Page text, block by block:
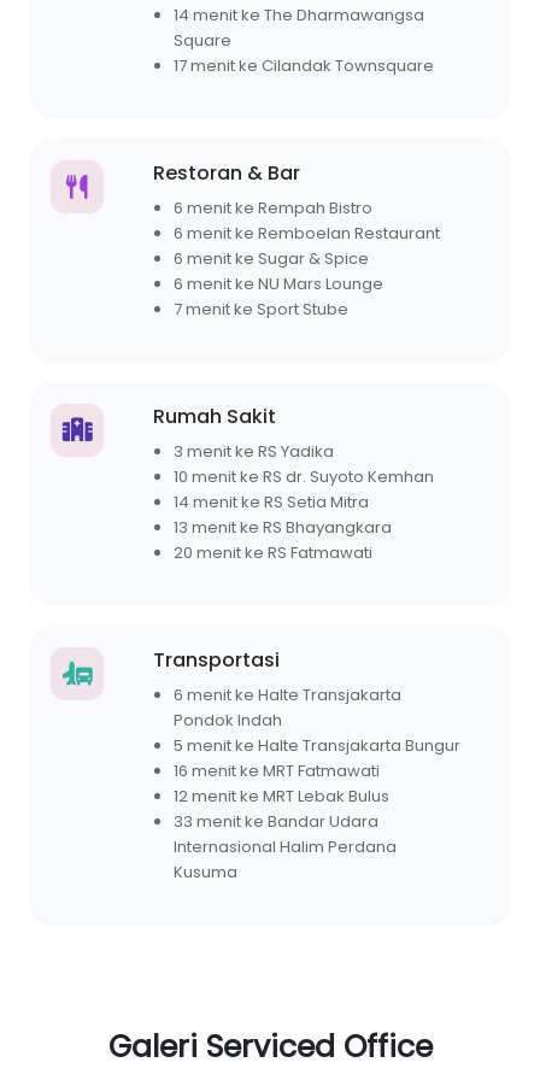
14 menit ke The Dharmawangsa
Square
17 menit ke Cilandak Townsquare
Restoran & Bar
6 menit ke Rempah Bistro
6 menit ke Remboelan Restaurant
6 menit ke Sugar & Spice
6 menit ke NU Mars Lounge
7 menit ke Sport Stube
Rumah Sakit
3 menit ke RS Yadika
10 menit ke RS dr. Suyoto Kemhan
14 menit ke RS Setia Mitra
13 menit ke RS Bhayangkara
20 menit ke RS Fatmawati
Transportasi
6 menit ke Halte Transjakarta
Pondok Indah
5 menit ke Halte Transjakarta Bungur
16 menit ke MRT Fatmawati
12 menit ke MRT Lebak Bulus
33 menit ke Bandar Udara
Internasional Halim Perdana
Kusuma
Galeri Serviced Office